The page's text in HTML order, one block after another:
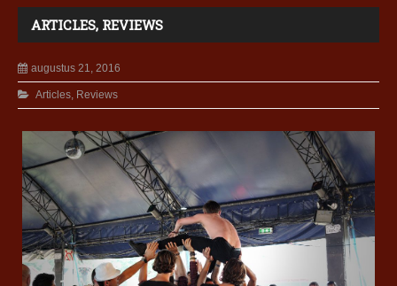
ARTICLES, REVIEWS
augustus 21, 2016
Articles, Reviews